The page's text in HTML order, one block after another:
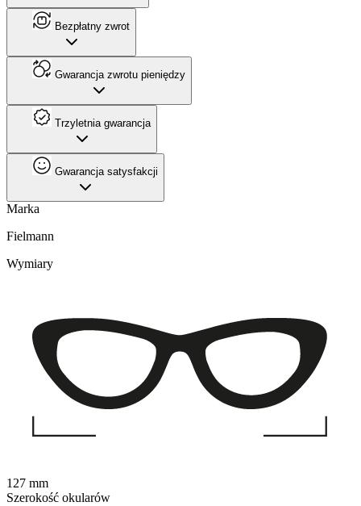
Bezpłatny zwrot
Gwarancja zwrotu pieniędzy
Trzyletnia gwarancja
Gwarancja satysfakcji
Marka
Fielmann
Wymiary
127 mm
Szerokość okularów